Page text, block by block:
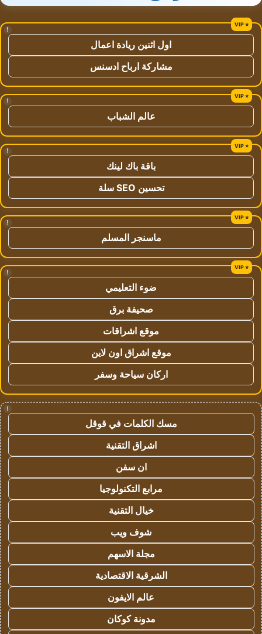
!
اول اثنين ريادة اعمال
مشاركة ارباح ادسنس
!
عالم الشباب
!
باقة باك لينك
تحسين SEO سلة
!
ماسنجر المسلم
!
ضوء التعليمي
صحيفة برق
موقع اشراقات
موقع اشراق اون لاين
اركان سياحة وسفر
!
مسك الكلمات في قوقل
اشراق التقنية
ان سفن
مرابع التكنولوجيا
خيال التقنية
شوف ويب
مجلة الاسهم
الشرقية الاقتصادية
عالم الايفون
مدونة كوكان